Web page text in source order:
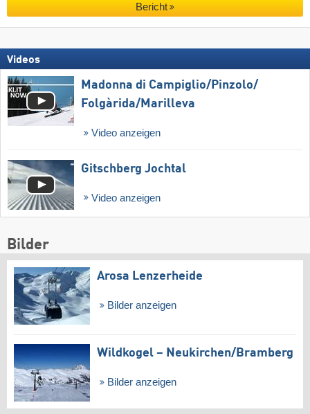
Bericht
Videos
Madonna di Campiglio/​Pinzolo/​
Folgàrida/​Marilleva
Video anzeigen
Gitschberg Jochtal
Video anzeigen
Bilder
Arosa Lenzerheide
Bilder anzeigen
Wildkogel – Neukirchen/​Bramberg
Bilder anzeigen